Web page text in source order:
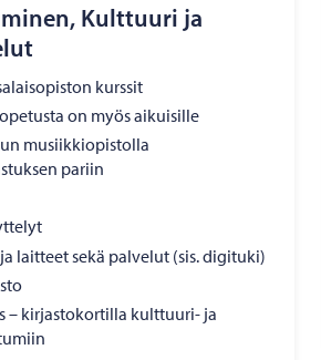
Kulttuuri ja
kurssit
on myös aikuisille
musiikkiopistolla
pariin
laitteet sekä palvelut (sis. digituki)
– kirjastokortilla kulttuuri- ja